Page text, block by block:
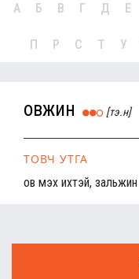
А Б В Г Д Е
П Р С Т У
овжин [тэ.н]
ТОВЧ УТГА
ов мэх ихтэй, зальжин